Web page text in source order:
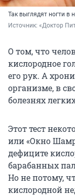
Так выглядят ногти в
Источник: «Доктор
О том, что
кислородное
его рук. А
организме, в
болезнях
Этот тест
или «Окно
дефиците
барабанных
Но не потому,
кислородной